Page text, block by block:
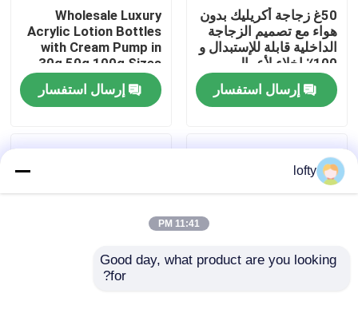
معلومات عنا
جولة في المعمل
رقابة جودة
اتصل بنا
حالات
50غ زجاجة أكريليك بدون
هواء مع تصميم الزجاجة
الداخلية قابلة للإستبدال و
100٪ إخلاء لأعمال
الرعاية الجلدية الممتازة
إرسال استفسار
Wholesale Luxury
Acrylic Lotion Bottles
with Cream Pump in
30g 50g 100g Sizes
for Cosmetic
Packagingإرسال استفسار
lofty
11:41 PM
Good day, what product are you looking
for?